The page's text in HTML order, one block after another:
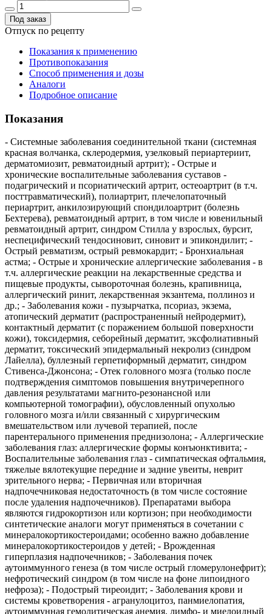
Под заказ
Отпуск по рецепту
Показания к применению
Противопоказания
Способ применения и дозы
Аналоги
Подробное описание
Показания
- Системные заболевания соединительной ткани (системная
красная волчанка, склеродермия, узелковый периартериит,
дерматомиозит, ревматоидный артрит); - Острые и
хронические воспалительные заболевания суставов -
подагрический и псориатический артрит, остеоартрит (в т.ч.
посттравматический), полиартрит, плечелопаточный
периартрит, анкилозирующий спондилоартрит (болезнь
Бехтерева), ревматоидный артрит, в том числе и ювенильный
ревматоидный артрит, синдром Стилла у взрослых, бурсит,
неспецифический тендосиновит, синовит и эпикондилит; -
Острый ревматизм, острый ревмокардит; - Бронхиальная
астма; - Острые и хронические аллергические заболевания - в
т.ч. аллергические реакции на лекарственные средства и
пищевые продукты, сывороточная болезнь, крапивница,
аллергический ринит, лекарственная экзантема, поллиноз и
др.; - Заболевания кожи - пузырчатка, псориаз, экзема,
атопический дерматит (распространенный нейродермит),
контактный дерматит (с поражением большой поверхности
кожи), токсидермия, себорейный дерматит, эксфолиативный
дерматит, токсический эпидермальный некролиз (синдром
Лайелла), буллезный герпетиформный дерматит, синдром
Стивенса-Джонсона; - Отек головного мозга (только после
подтверждения симптомов повышения внутричерепного
давления результатами магнито-резонансной или
компьютерной томографии), обусловленный опухолью
головного мозга и/или связанный с хирургическим
вмешательством или лучевой терапией, после
парентерального применения преднизолона; - Аллергические
заболевания глаз: аллергические формы конъюнктивита; -
Воспалительные заболевания глаз - симпатическая офтальмия,
тяжелые вялотекущие передние и задние увеиты, неврит
зрительного нерва; - Первичная или вторичная
надпочечниковая недостаточность (в том числе состояние
после удаления надпочечников). Препаратами выбора
являются гидрокортизон или кортизон; при необходимости
синтетические аналоги могут применяться в сочетании с
минералокортикостероидами; особенно важно добавление
минералокортикостероидов у детей; - Врожденная
гиперплазия надпочечников; - Заболевания почек
аутоиммунного генеза (в том числе острый гломерулонефрит);
нефротический синдром (в том числе на фоне липоидного
нефроза); - Подострый тиреоидит; - Заболевания крови и
системы кроветворения - агранулоцитоз, панмиелопатия,
аутоиммунная гемолитическая анемия, лимфо- и миелоидный